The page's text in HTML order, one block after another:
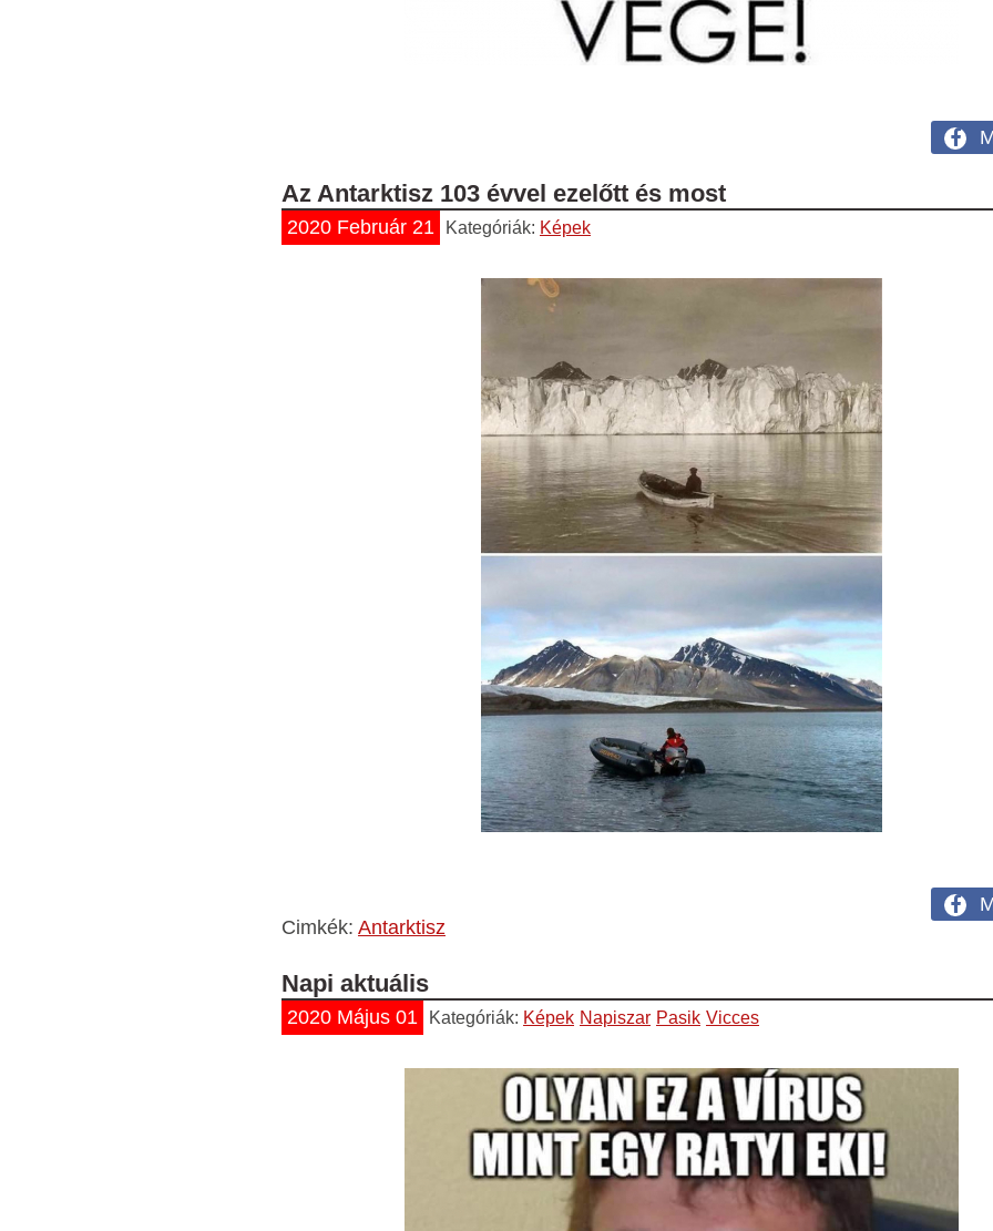
Az Antarktisz 103 évvel ezelőtt és most
2020 Február 21 Kategóriák: Képek
Cimkék: Antarktisz
Napi aktuális
2020 Május 01 Kategóriák: Képek Napiszar Pasik Vicces